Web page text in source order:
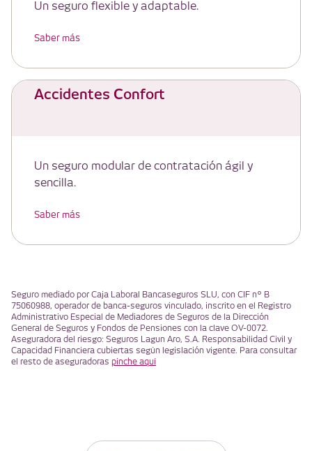
Un seguro flexible y adaptable.
Saber más
Accidentes Confort
Un seguro modular de contratación ágil y
sencilla.
Saber más
Seguro mediado por Caja Laboral Bancaseguros SLU, con CIF nº B
75060988, operador de banca-seguros vinculado, inscrito en el Registro
Administrativo Especial de Mediadores de Seguros de la Dirección
General de Seguros y Fondos de Pensiones con la clave OV-0072.
Aseguradora del riesgo: Seguros Lagun Aro, S.A. Responsabilidad Civil y
Capacidad Financiera cubiertas según legislación vigente. Para consultar
el resto de aseguradoras pinche aquí